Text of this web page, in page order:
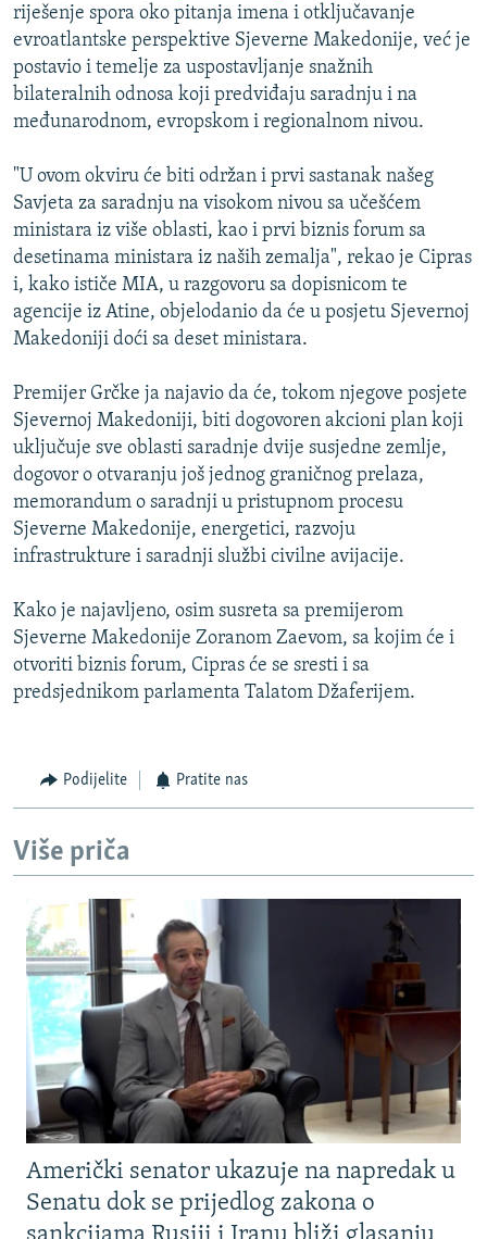
riješenje spora oko pitanja imena i otključavanje
evroatlantske perspektive Sjeverne Makedonije, već je
postavio i temelje za uspostavljanje snažnih
bilateralnih odnosa koji predviđaju saradnju i na
međunarodnom, evropskom i regionalnom nivou.
"U ovom okviru će biti održan i prvi sastanak našeg
Savjeta za saradnju na visokom nivou sa učešćem
ministara iz više oblasti, kao i prvi biznis forum sa
desetinama ministara iz naših zemalja", rekao je Cipras
i, kako ističe MIA, u razgovoru sa dopisnicom te
agencije iz Atine, objelodanio da će u posjetu Sjevernoj
Makedoniji doći sa deset ministara.
Premijer Grčke ja najavio da će, tokom njegove posjete
Sjevernoj Makedoniji, biti dogovoren akcioni plan koji
uključuje sve oblasti saradnje dvije susjedne zemlje,
dogovor o otvaranju još jednog graničnog prelaza,
memorandum o saradnji u pristupnom procesu
Sjeverne Makedonije, energetici, razvoju
infrastrukture i saradnji službi civilne avijacije.
Kako je najavljeno, osim susreta sa premijerom
Sjeverne Makedonije Zoranom Zaevom, sa kojim će i
otvoriti biznis forum, Cipras će se sresti i sa
predsjednikom parlamenta Talatom Džaferijem.
Podijelite Pratite nas
Više priča
Američki senator ukazuje na napredak u
Senatu dok se prijedlog zakona o